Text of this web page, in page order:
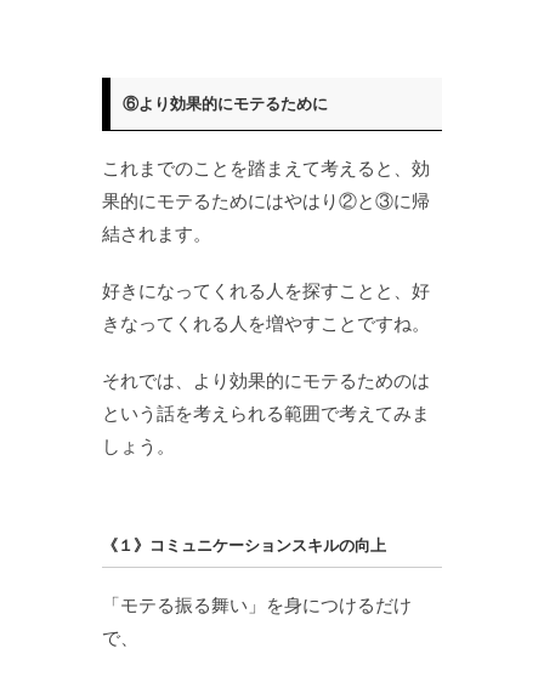
⑥より効果的にモテるために
これまでのことを踏まえて考えると、効
果的にモテるためにはやはり②と③に帰
結されます。
好きになってくれる人を探すことと、好
きなってくれる人を増やすことですね。
それでは、より効果的にモテるためのは
という話を考えられる範囲で考えてみま
しょう。
《１》コミュニケーションスキルの向上
「モテる振る舞い」を身につけるだけ
で、